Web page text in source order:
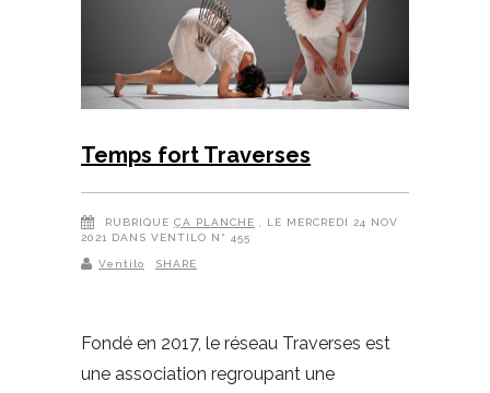
Temps fort Traverses
RUBRIQUE ÇA PLANCHE
, LE MERCREDI 24 NOV
2021 DANS VENTILO N° 455
Ventilo SHARE
Fondé en 2017, le réseau Traverses est
une association regroupant une